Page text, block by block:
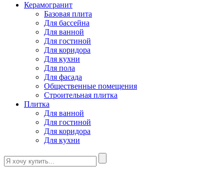
Керамогранит
Базовая плита
Для бассейна
Для ванной
Для гостиной
Для коридора
Для кухни
Для пола
Для фасада
Общественные помещения
Строительная плитка
Плитка
Для ванной
Для гостиной
Для коридора
Для кухни